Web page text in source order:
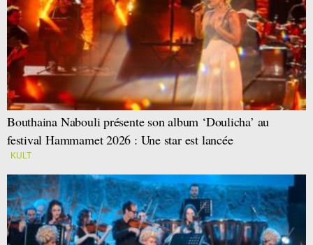
Bouthaina Nabouli présente son album ‘Doulicha’ au
festival Hammamet 2026 : Une star est lancée
KULT